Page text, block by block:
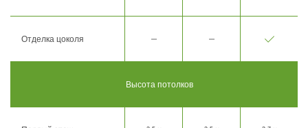
Отделка цоколя
Высота потолков